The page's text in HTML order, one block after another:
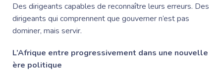
Des dirigeants capables de reconnaître leurs erreurs. Des
dirigeants qui comprennent que gouverner n’est pas
dominer, mais servir.
L’Afrique entre progressivement dans une nouvelle
ère politique